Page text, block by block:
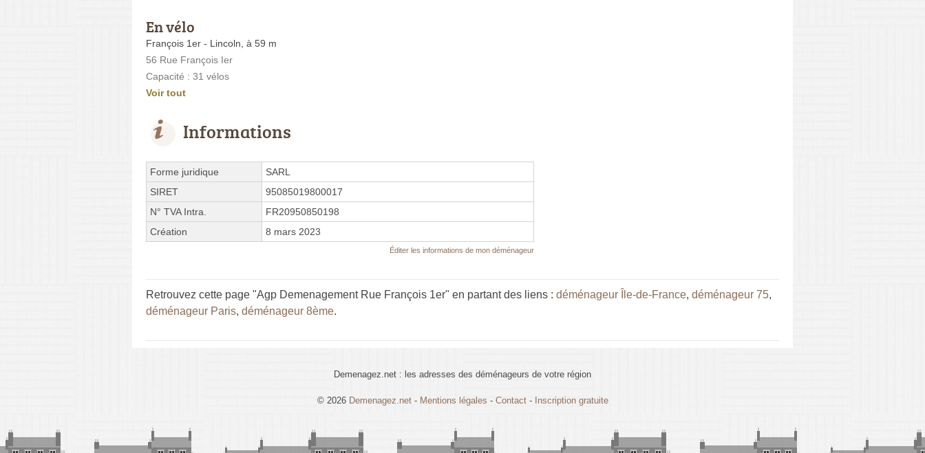
En vélo
François 1er - Lincoln, à 59 m
56 Rue François Ier
Capacité : 31 vélos
Voir tout
Informations
Forme juridique
SARL
SIRET
95085019800017
N° TVA Intra.
FR20950850198
Création
8 mars 2023
Éditer les informations de mon déménageur
Retrouvez cette page "Agp Demenagement Rue François 1er" en partant des liens : déménageur Île-de-France, déménageur 75,
déménageur Paris, déménageur 8ème.
Demenagez.net : les adresses des déménageurs de votre région
© 2026 Demenagez.net - Mentions légales - Contact- Inscription gratuite